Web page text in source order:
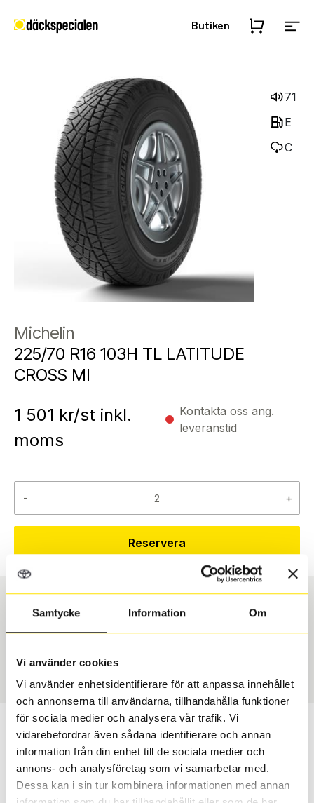
Samtycke Information Om
Vi använder cookies
Vi använder enhetsidentifierare för att anpassa innehållet
och annonserna till användarna, tillhandahålla funktioner
för sociala medier och analysera vår trafik. Vi
vidarebefordrar även sådana identifierare och annan
information från din enhet till de sociala medier och
annons- och analysföretag som vi samarbetar med.
Dessa kan i sin tur kombinera informationen med annan
Butiken
71
E
C
Michelin
225/70 R16 103H TL LATITUDE
CROSS MI
1 501 kr/st inkl.
moms
Kontakta oss ang.
leveranstid
- +
Reservera
Däcktyp
USA, 4x4
Däckstorlek
225/70 R 16 103H
75224
Passar detta däck min bil?
Ange registreringsnummer för att se om det däck du
valt passar din bilmodell. Om du köper däck som skall
sättas på dina befintliga fälgar, se till att kolla en extra